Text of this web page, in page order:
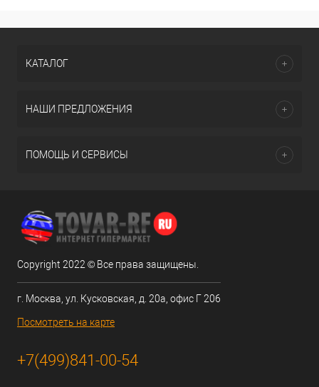
КАТАЛОГ
НАШИ ПРЕДЛОЖЕНИЯ
ПОМОЩЬ И СЕРВИСЫ
Copyright 2022 © Все права защищены.
г. Москва, ул. Кусковская, д. 20а, офис Г 206
Посмотреть на карте
+7(499)841-00-54